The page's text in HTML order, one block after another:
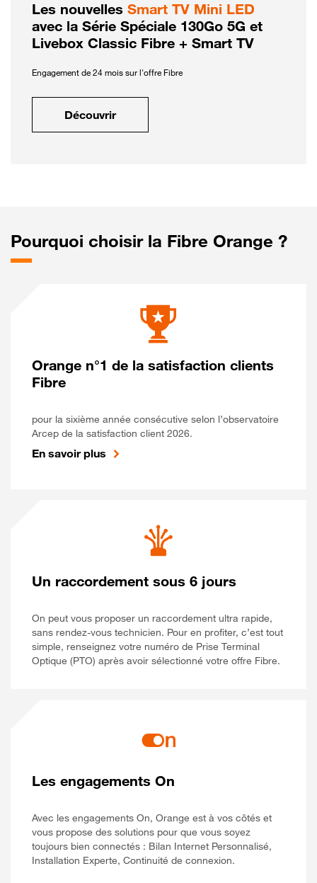
Les nouvelles Smart TV Mini LED
avec la Série Spéciale 130Go 5G et
Livebox Classic Fibre + Smart TV
Engagement de 24 mois sur l'offre Fibre
Découvrir
Pourquoi choisir la Fibre Orange ?
Orange n°1 de la satisfaction clients
Fibre
pour la sixième année consécutive selon l’observatoire
Arcep de la satisfaction client 2026.
En savoir plus
Un raccordement sous 6 jours
On peut vous proposer un raccordement ultra rapide,
sans rendez-vous technicien. Pour en profiter, c’est tout
simple, renseignez votre numéro de Prise Terminal
Optique (PTO) après avoir sélectionné votre offre Fibre.
Les engagements On
Avec les engagements On, Orange est à vos côtés et
vous propose des solutions pour que vous soyez
toujours bien connectés : Bilan Internet Personnalisé,
Installation Experte, Continuité de connexion.